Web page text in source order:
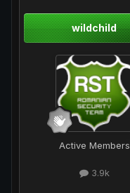
wildchild
Active Members
3.9k